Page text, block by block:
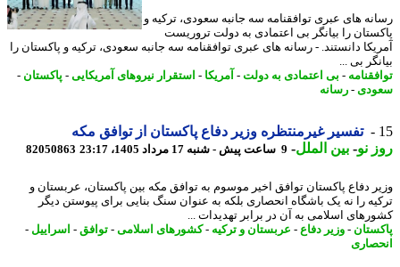
های عبری توافقنامه سه جانبه سعودی، ترکیه و
را بیانگر بی اعتمادی به دولت تروریست
دانستند. - رسانه های عبری توافقنامه سه جانبه سعودی، ترکیه و پاکستان را
بی ...
-بی اعتمادی به دولت-آمریکا- استقرار نیروهای آمریکایی-پاکستان-
-رسانه
تفسیر غیرمنتظره وزیر دفاع پاکستان از توافق مکه
نو- بین الملل-9 ساعت پیش - شنبه 17 مرداد 1405، 23:17 82050863
دفاع پاکستان توافق اخیر موسوم به توافق مکه بین پاکستان، عربستان و
را نه یک باشگاه انحصاری بلکه به عنوان سنگ بنایی برای پیوستن دیگر
اسلامی به آن در برابر تهدیدات ...
-وزیر دفاع -عربستان و ترکیه-کشورهای اسلامی-توافق-اسراییل